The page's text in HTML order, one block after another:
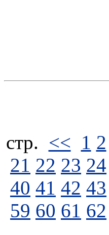
стp. << 1 2
21 22 23 24
40 41 42 43
59 60 61 62